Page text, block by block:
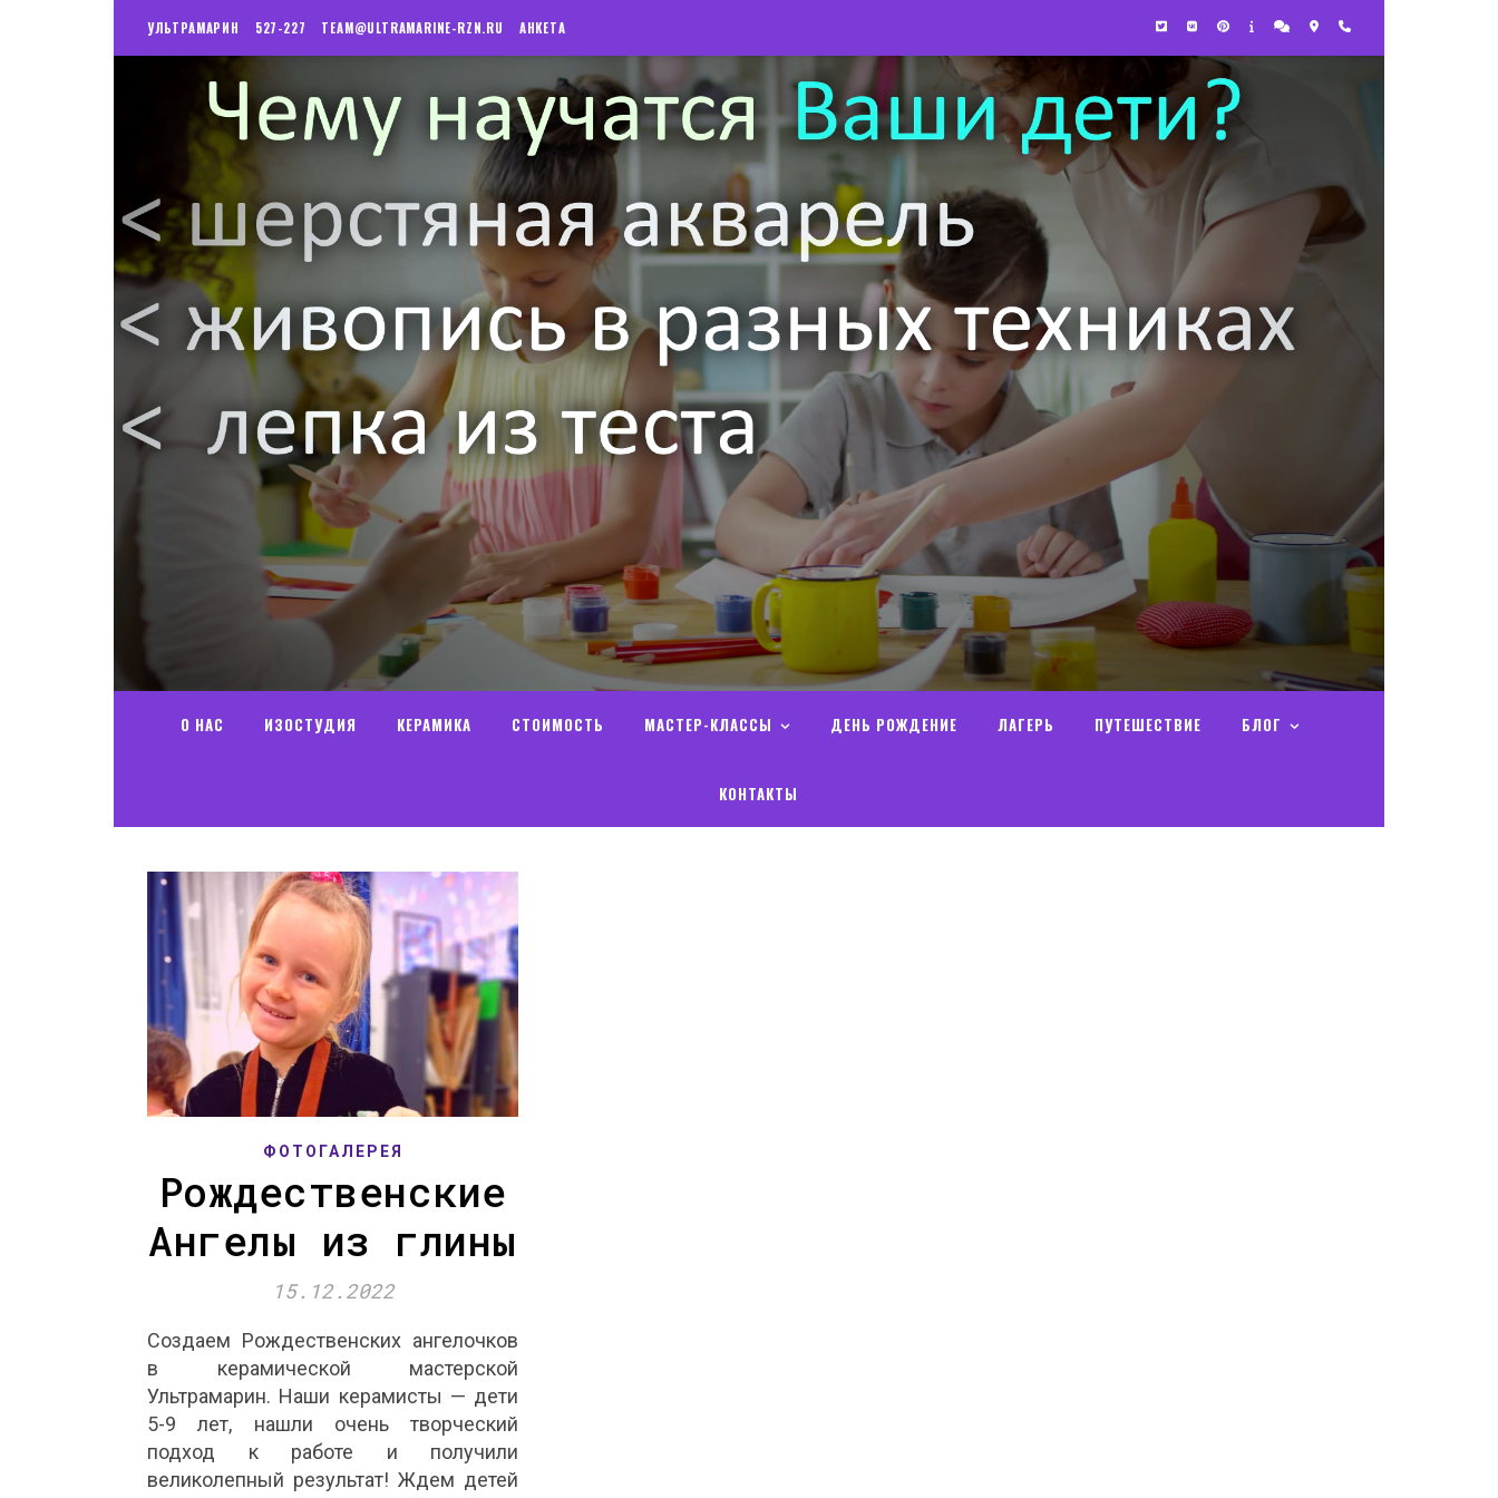
УЛЬТРАМАРИН 527-227 TEAM@ULTRAMARINE-RZN.RU АНКЕТА
О НАС ИЗОСТУДИЯ КЕРАМИКА СТОИМОСТЬ МАСТЕР-КЛАССЫ ДЕНЬ РОЖДЕНИЕ ЛАГЕРЬ ПУТЕШЕСТВИЕ БЛОГ
КОНТАКТЫ
ФОТОГАЛЕРЕЯ
Рождественские
Ангелы из глины
15.12.2022
Создаем Рождественских ангелочков
в керамической мастерской
Ультрамарин. Наши керамисты — дети
5-9 лет, нашли очень творческий
подход к работе и получили
великолепный результат! Ждем детей